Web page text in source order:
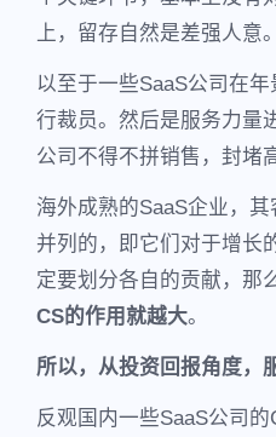
上，留存自然是差强人意。
以至于一些SaaS公司在
行裁员。然后是服务力量
公司不得不拼销售，封堵
海外成熟的SaaS企业，
并列的，即它们对于增长
定要划分各自的贡献，那
CS的作用就越大。
所以，从投资回报角度，
反观国内一些SaaS公司